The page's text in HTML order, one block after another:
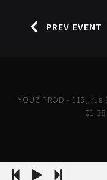
PREV EVENT
YOUZ PROD - 119,
01